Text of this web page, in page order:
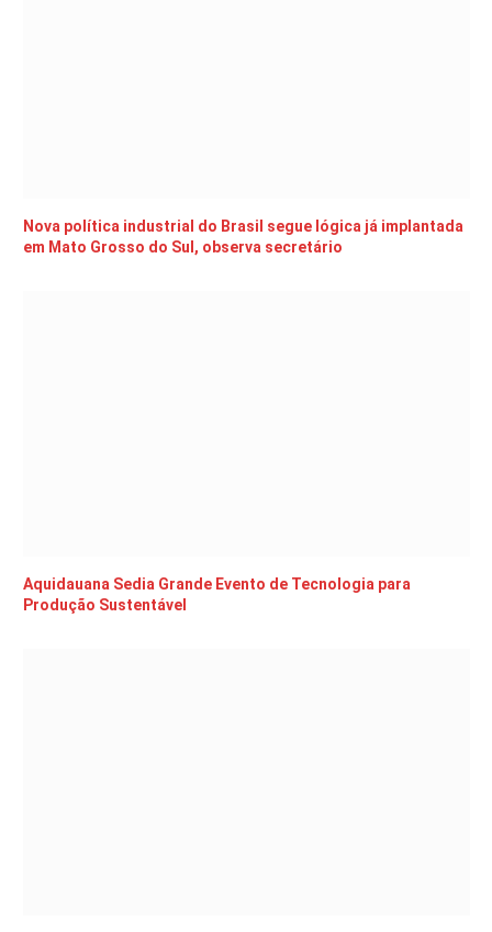
Nova política industrial do Brasil segue lógica já implantada
em Mato Grosso do Sul, observa secretário
Aquidauana Sedia Grande Evento de Tecnologia para
Produção Sustentável